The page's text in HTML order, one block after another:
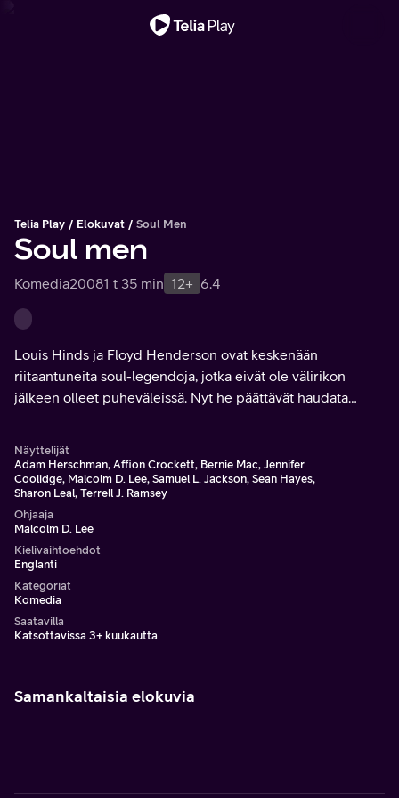
Telia Play Elokuvat Soul Men
Soul men
Komedia20081 t 35 min 12+ 6.4
Louis Hinds ja Floyd Henderson ovat keskenään
riitaantuneita soul-legendoja, jotka eivät ole välirikon
jälkeen olleet puheväleissä. Nyt he päättävät haudata
Näyttelijät
Adam Herschman, Affion Crockett, Bernie Mac, Jennifer
Coolidge, Malcolm D. Lee, Samuel L. Jackson, Sean Hayes,
Sharon Leal, Terrell J. Ramsey
Ohjaaja
Malcolm D. Lee
Kielivaihtoehdot
Englanti
Kategoriat
Komedia
Saatavilla
Katsottavissa 3+ kuukautta
Samankaltaisia elokuvia